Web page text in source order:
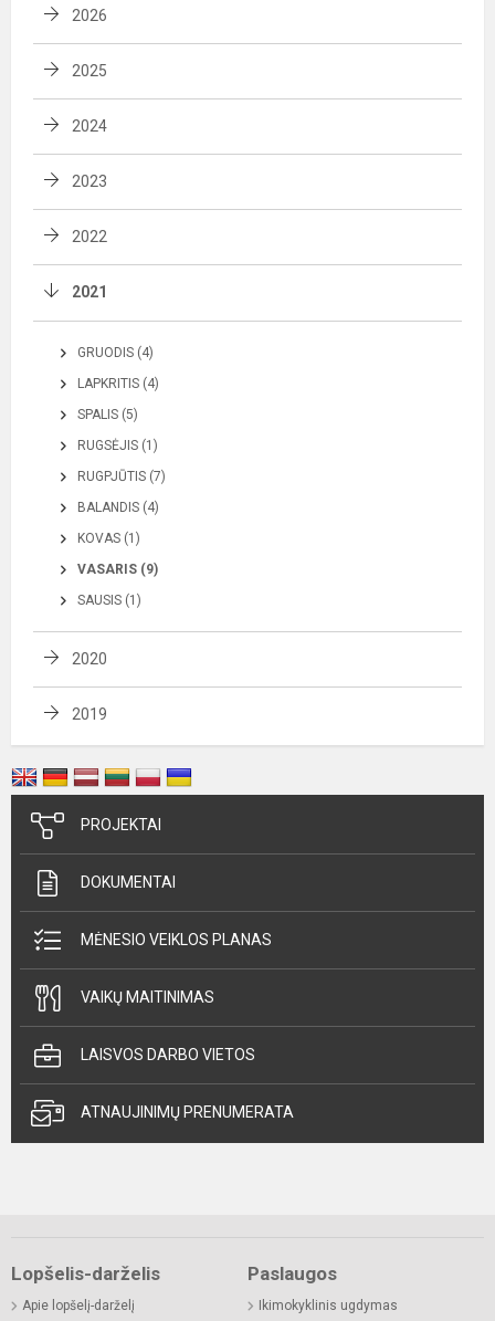
2026
2025
2024
2023
2022
2021
GRUODIS (4)
LAPKRITIS (4)
SPALIS (5)
RUGSĖJIS (1)
RUGPJŪTIS (7)
BALANDIS (4)
KOVAS (1)
VASARIS (9)
SAUSIS (1)
2020
2019
PROJEKTAI
DOKUMENTAI
MĖNESIO VEIKLOS PLANAS
VAIKŲ MAITINIMAS
LAISVOS DARBO VIETOS
ATNAUJINIMŲ PRENUMERATA
Lopšelis-darželis
Apie lopšelį-darželį
Paslaugos
Ikimokyklinis ugdymas